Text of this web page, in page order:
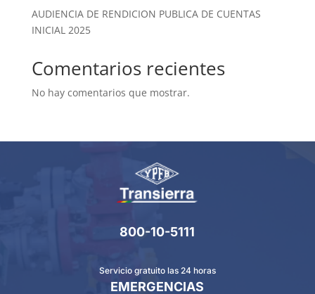
AUDIENCIA DE RENDICION PUBLICA DE CUENTAS
INICIAL 2025
Comentarios recientes
No hay comentarios que mostrar.
800-10-5111
Servicio gratuito las 24 horas
EMERGENCIAS